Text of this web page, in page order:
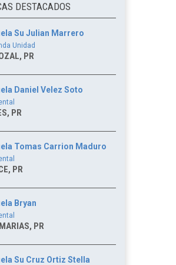
DESTACADOS
Su Julian Marrero
Unidad
PR
Daniel Velez Soto
PR
Tomas Carrion Maduro
PR
Bryan
PR
Su Cruz Ortiz Stella